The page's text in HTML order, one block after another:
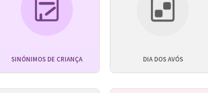
SINÓNIMOS DE CRIANÇA DIA DOS AVÓS